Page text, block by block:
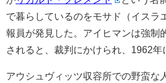
で暮らしているのをモサド（イスラ
報員が発見した。アイヒマンは強制
されると、裁判にかけられ、1962年
アウシュヴィッツ収容所での野蛮な